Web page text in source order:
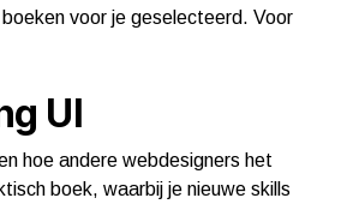
voor je geselecteerd. Voor
UI
hoe andere webdesigners het
boek, waarbij je nieuwe skills